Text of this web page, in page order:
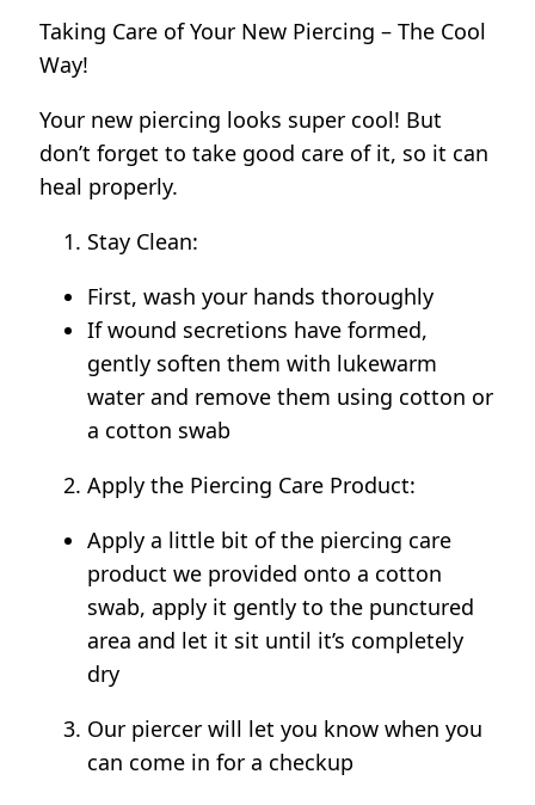
Taking Care of Your New Piercing – The Cool
Way!
Your new piercing looks super cool! But
don’t forget to take good care of it, so it can
heal properly.
Stay Clean:
First, wash your hands thoroughly
If wound secretions have formed,
gently soften them with lukewarm
water and remove them using cotton or
a cotton swab
Apply the Piercing Care Product:
Apply a little bit of the piercing care
product we provided onto a cotton
swab, apply it gently to the punctured
area and let it sit until it’s completely
dry
Our piercer will let you know when you
can come in for a checkup